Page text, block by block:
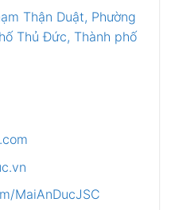
Thận Duật, Phường
Thủ Đức, Thành phố
MaiAnDucJSC